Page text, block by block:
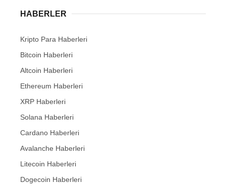
HABERLER
Kripto Para Haberleri
Bitcoin Haberleri
Altcoin Haberleri
Ethereum Haberleri
XRP Haberleri
Solana Haberleri
Cardano Haberleri
Avalanche Haberleri
Litecoin Haberleri
Dogecoin Haberleri